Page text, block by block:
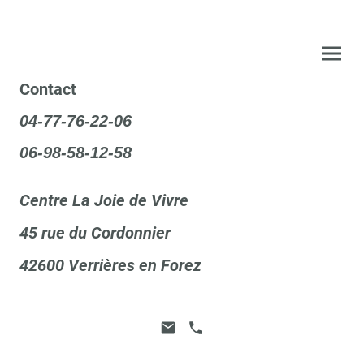
Contact
04-77-76-22-06
06-98-58-12-58
Centre La Joie de Vivre
45 rue du Cordonnier
42600 Verrières en Forez